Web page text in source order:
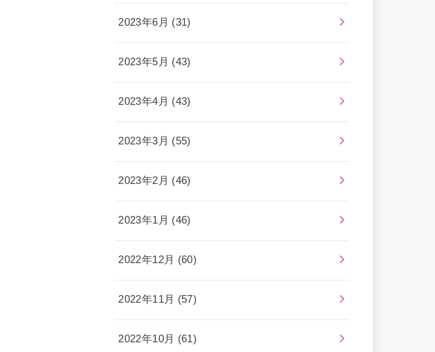
2023年6月 (31)
2023年5月 (43)
2023年4月 (43)
2023年3月 (55)
2023年2月 (46)
2023年1月 (46)
2022年12月 (60)
2022年11月 (57)
2022年10月 (61)